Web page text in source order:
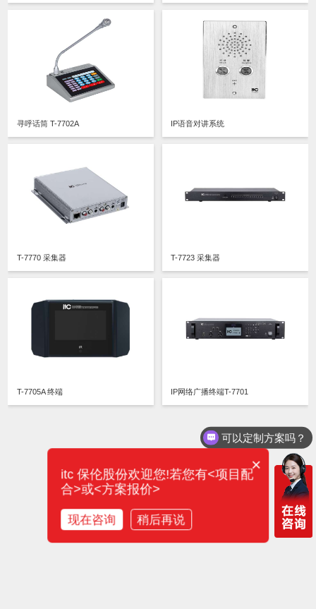
寻呼话筒 T-7702A IP语音对讲系统
T-7770 采集器 T-7723 采集器
T-7705A 终端 IP网络广播终端T-7701
可以定制方案吗？
×
itc 保伦股份欢迎您!若您有<项目配
合>或<方案报价>
现在咨询 稍后再说